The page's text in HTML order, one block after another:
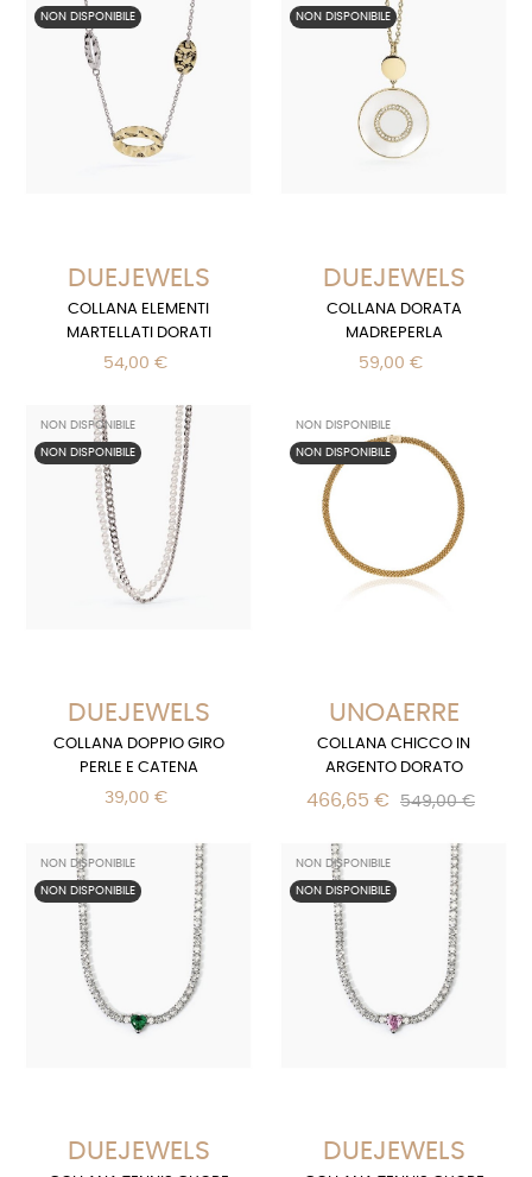
NON DISPONIBILE
DUEJEWELS
COLLANA ELEMENTI
MARTELLATI DORATI
54,00 €
NON DISPONIBILE
DUEJEWELS
COLLANA DORATA
MADREPERLA
59,00 €
NON DISPONIBILE
NON DISPONIBILE
DUEJEWELS
COLLANA DOPPIO GIRO
PERLE E CATENA
39,00 €
NON DISPONIBILE
NON DISPONIBILE
UNOAERRE
COLLANA CHICCO IN
ARGENTO DORATO
466,65 € 549,00 €
NON DISPONIBILE
NON DISPONIBILE
DUEJEWELS
NON DISPONIBILE
NON DISPONIBILE
DUEJEWELS